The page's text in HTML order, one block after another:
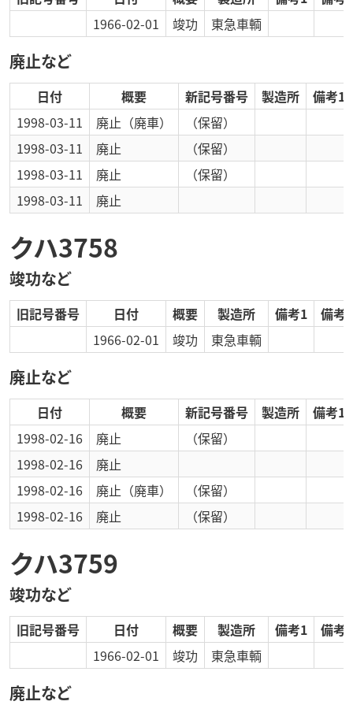
1966-02-01
竣功 東急車輌
廃止など
日付 概要 新記号番号 製造所
備考1
1998-03-11
廃止 （廃車）
（保留）
1998-03-11
廃止
（保留）
1998-03-11
廃止
（保留）
1998-03-11
廃止
クハ3758
竣功など
旧記号番号 日付 概要 製造所 備考1
備考2
1966-02-01
竣功 東急車輌
廃止など
日付 概要 新記号番号 製造所
備考1
1998-02-16
廃止
（保留）
1998-02-16
廃止
1998-02-16
廃止 （廃車）
（保留）
1998-02-16
廃止 （保留）
クハ3759
竣功など
旧記号番号 日付 概要 製造所 備考1
備考2
1966-02-01
竣功 東急車輌
廃止など